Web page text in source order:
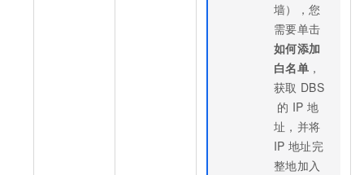
墙），您
需要单击
如何添加
白名单 ，
获取 DBS
的 IP 地
址，并将
IP 地址完
整地加入